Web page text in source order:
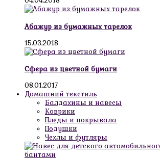
Абажур из бумажных тарелок
15.03.2018
Сфера из цветной бумаги
08.01.2017
Домашний текстиль
Балдахины и навесы
Коврики
Пледы и покрывала
Подушки
Чехлы и футляры